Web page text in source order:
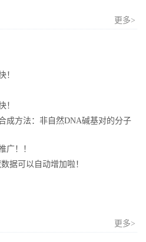
更多>
！
！
成方法：非自然DNA碱基对的分子
广！！
据可以自动增加啦！
更多>